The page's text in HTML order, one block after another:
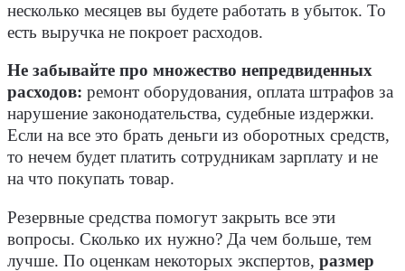
несколько месяцев вы будете работать в убыток. То
есть выручка не покроет расходов.
Не забывайте про множество непредвиденных
расходов: ремонт оборудования, оплата штрафов за
нарушение законодательства, судебные издержки.
Если на все это брать деньги из оборотных средств,
то нечем будет платить сотрудникам зарплату и не
на что покупать товар.
Резервные средства помогут закрыть все эти
вопросы. Сколько их нужно? Да чем больше, тем
лучше. По оценкам некоторых экспертов, размер